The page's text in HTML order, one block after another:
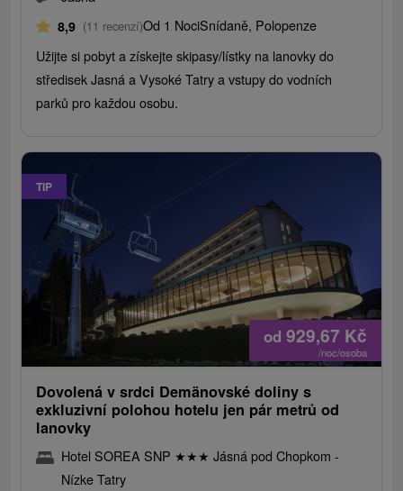
8,9 (11 recenzí)Od 1 NociSnídaně, Polopenze
Užijte si pobyt a získejte skipasy/lístky na lanovky do
středisek Jasná a Vysoké Tatry a vstupy do vodních
parků pro každou osobu.
TIP
od 929,67 Kč
/noc/osoba
Dovolená v srdci Demänovské doliny s
exkluzivní polohou hotelu jen pár metrů od
lanovky
Hotel SOREA SNP ★★★ Jásná pod Chopkom -
Nízke Tatry